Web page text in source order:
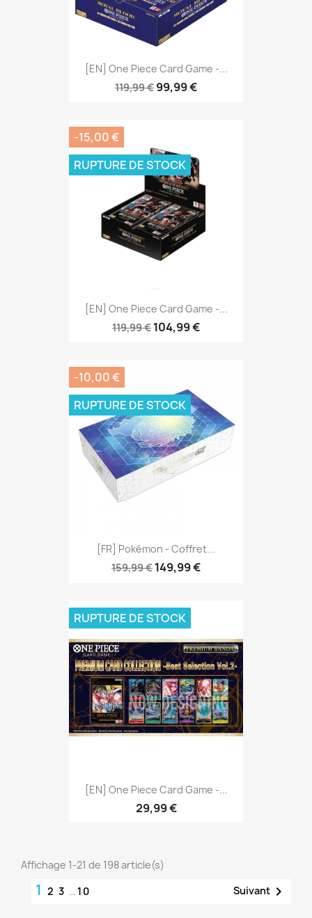
[EN] One Piece Card Game -...
119,99 € 99,99 €
[EN] One Piece Card Game -...
119,99 € 104,99 €
-15,00 €
RUPTURE DE STOCK
[FR] Pokémon - Coffret...
159,99 € 149,99 €
-10,00 €
RUPTURE DE STOCK
[EN] One Piece Card Game -...
29,99 €
RUPTURE DE STOCK
Affichage 1-21 de 198 article(s)
1 2 3 … 10 Suivant 